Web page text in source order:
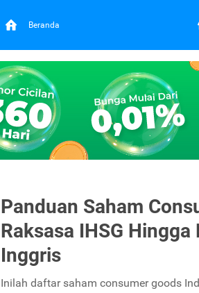
Beranda
Panduan Saham
Raksasa IHSG Hingga
Inggris
Inilah daftar saham consumer goods